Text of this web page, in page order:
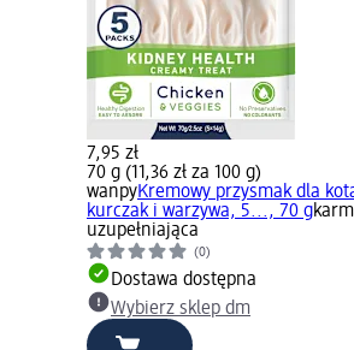
7,95 zł
70 g (11,36 zł za 100 g)
wanpyKremowy przysmak dla
kurczak i warzywa, 5..., 70 g
uzupełniająca
(0)
Dostawa dostępna
Wybierz sklep dm